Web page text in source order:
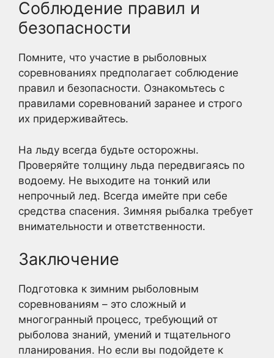
Соблюдение правил и
безопасности
Помните, что участие в рыболовных
соревнованиях предполагает соблюдение
правил и безопасности. Ознакомьтесь с
правилами соревнований заранее и строго
их придерживайтесь.
На льду всегда будьте осторожны.
Проверяйте толщину льда передвигаясь по
водоему. Не выходите на тонкий или
непрочный лед. Всегда имейте при себе
средства спасения. Зимняя рыбалка требует
внимательности и ответственности.
Заключение
Подготовка к зимним рыболовным
соревнованиям – это сложный и
многогранный процесс, требующий от
рыболова знаний, умений и тщательного
планирования. Но если вы подойдете к